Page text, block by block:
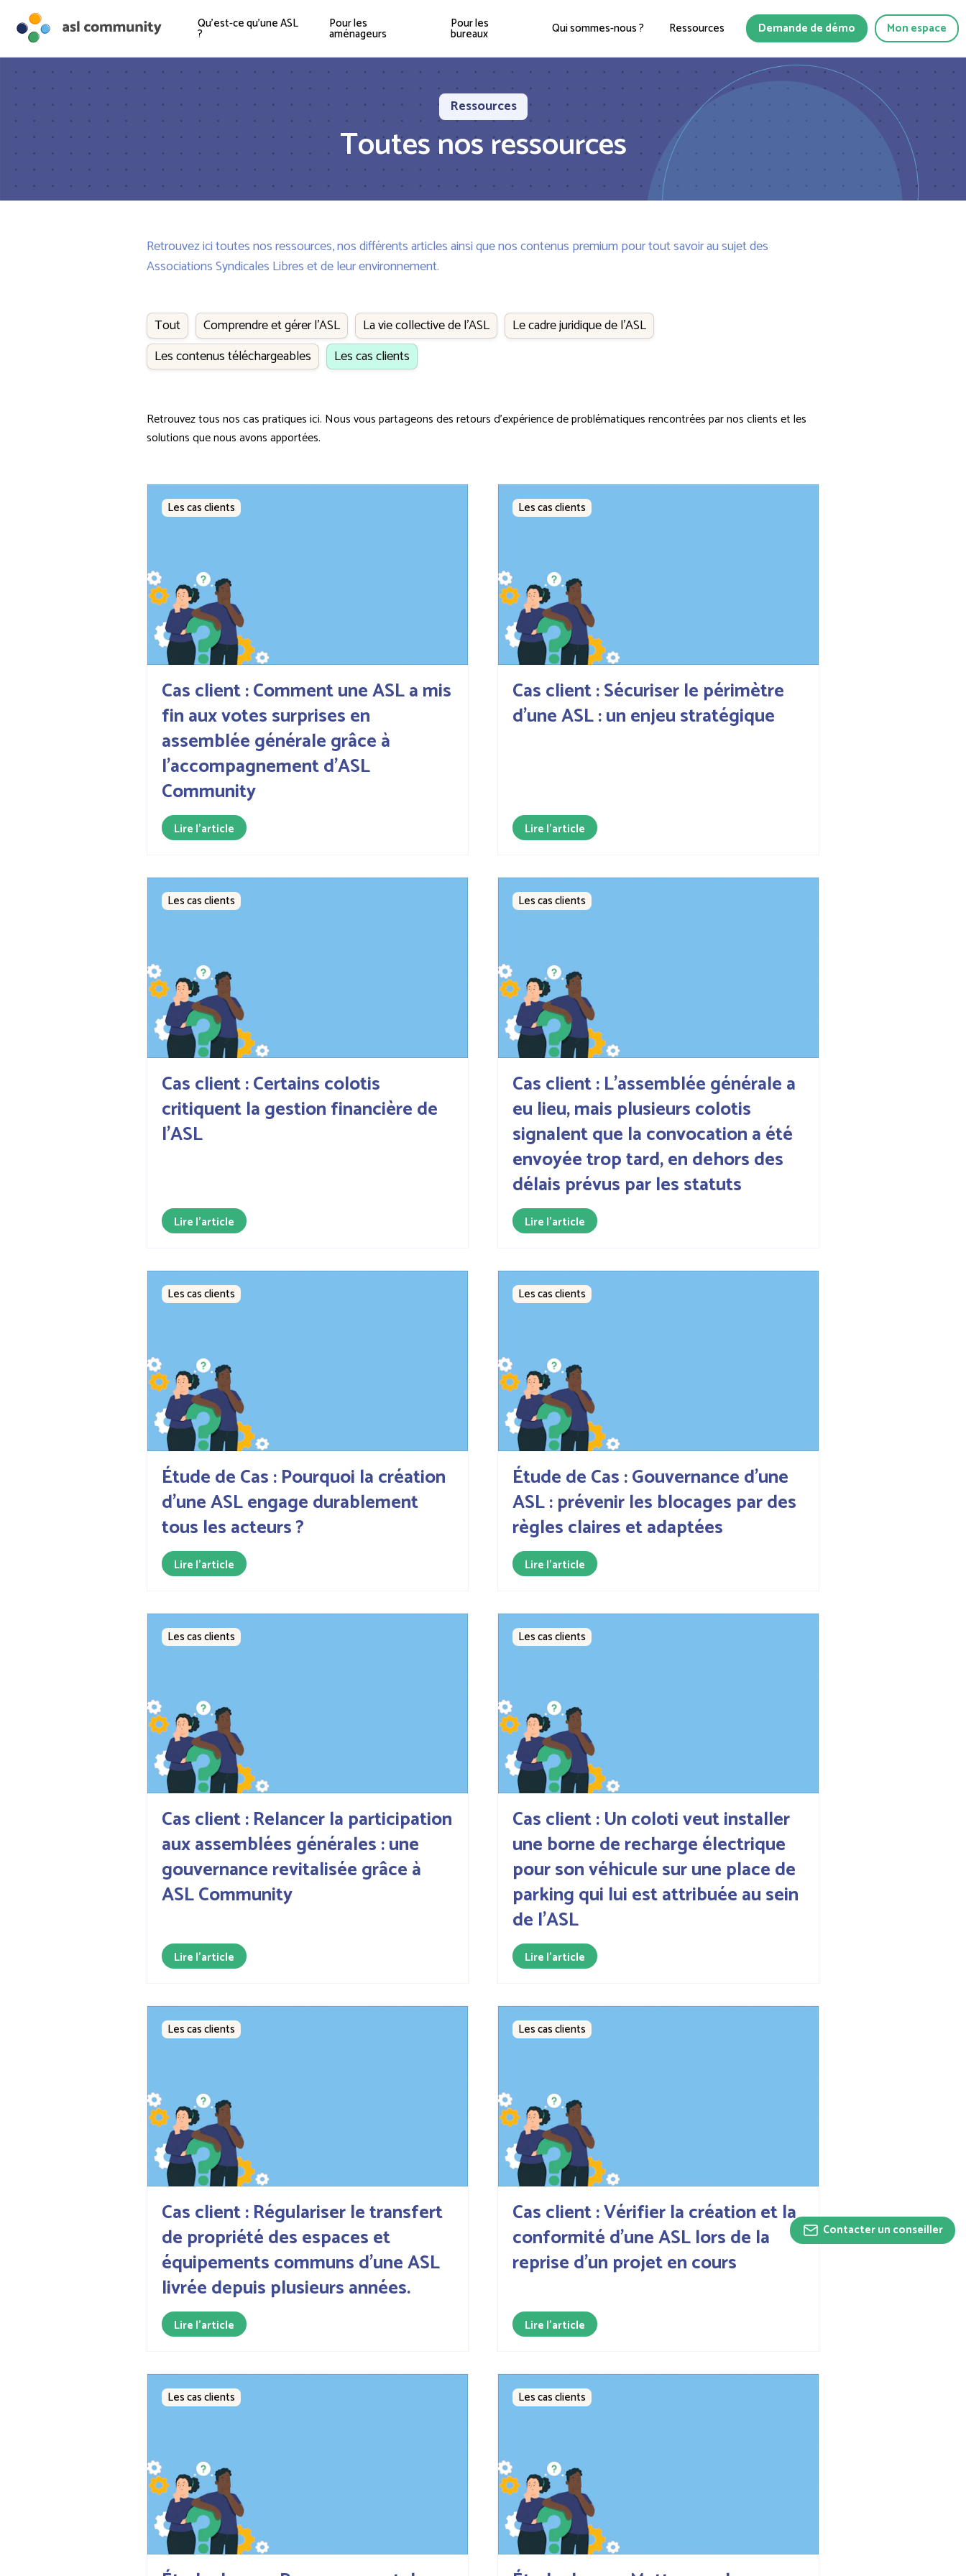
Qu'est-ce qu'une ASL
?
Pour les
aménageurs
Pour les
bureaux Qui sommes-nous ? Ressources Demande de démo Mon espace
Contacter un conseiller
Ressources
Toutes nos ressources
Retrouvez ici toutes nos ressources, nos différents articles ainsi que nos contenus premium pour tout savoir au sujet des
Associations Syndicales Libres et de leur environnement.
Tout Comprendre et gérer l’ASL La vie collective de l’ASL
Le cadre juridique de l'ASL
Les contenus téléchargeables
Les cas clients
Retrouvez tous nos cas pratiques ici. Nous vous partageons des retours d'expérience de problématiques rencontrées par nos clients et les
solutions que nous avons apportées.
Cas client : Comment une ASL a mis
fin aux votes surprises en
assemblée générale grâce à
l'accompagnement d'ASL
Community
Les cas clients
Lire l'article
Cas client : Sécuriser le périmètre
d’une ASL : un enjeu stratégique
Les cas clients
Lire l'article
Cas client : Certains colotis
critiquent la gestion financière de
l’ASL
Les cas clients
Lire l'article
Cas client : L’assemblée générale a
eu lieu, mais plusieurs colotis
signalent que la convocation a été
envoyée trop tard, en dehors des
délais prévus par les statuts
Les cas clients
Lire l'article
Étude de Cas : Pourquoi la création
d’une ASL engage durablement
tous les acteurs ?
Les cas clients
Lire l'article
Étude de Cas : Gouvernance d’une
ASL : prévenir les blocages par des
règles claires et adaptées
Les cas clients
Lire l'article
Cas client : Relancer la participation
aux assemblées générales : une
gouvernance revitalisée grâce à
ASL Community
Les cas clients
Lire l'article
Cas client : Un coloti veut installer
une borne de recharge électrique
pour son véhicule sur une place de
parking qui lui est attribuée au sein
de l'ASL
Les cas clients
Lire l'article
Cas client : Régulariser le transfert
de propriété des espaces et
équipements communs d'une ASL
livrée depuis plusieurs années.
Les cas clients
Lire l'article
Cas client : Vérifier la création et la
conformité d'une ASL lors de la
reprise d'un projet en cours
Les cas clients
Lire l'article
Les cas clients Les cas clients